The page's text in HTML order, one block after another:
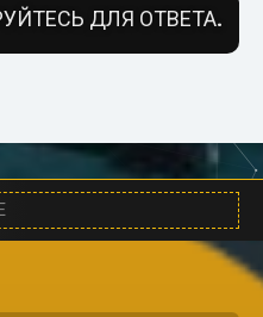
ДЛЯ ОТВЕТА.